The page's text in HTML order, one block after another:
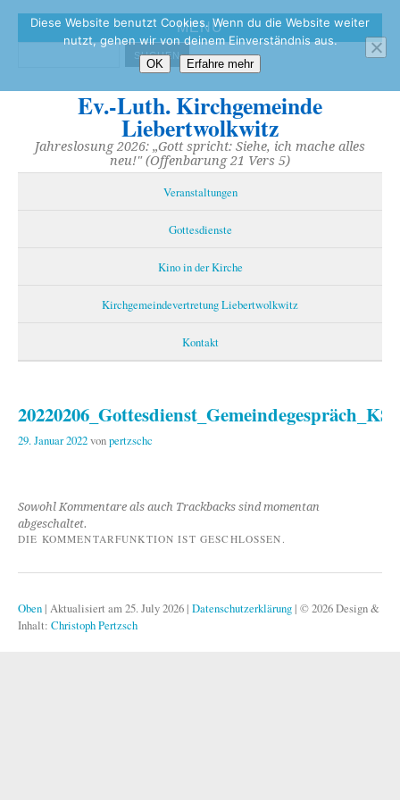
MENÜ
Ev.-Luth. Kirchgemeinde
Liebertwolkwitz
Jahreslosung 2026: „Gott spricht: Siehe, ich mache alles
neu!" (Offenbarung 21 Vers 5)
Veranstaltungen
Gottesdienste
Kino in der Kirche
Kirchgemeindevertretung Liebertwolkwitz
Kontakt
29. Januar 2022vonpertzschc
Sowohl Kommentare als auch Trackbacks sind momentan
abgeschaltet.
DIE KOMMENTARFUNKTION IST GESCHLOSSEN.
Oben | Aktualisiert am 25. July 2026 | Datenschutzerklärung | © 2026 Design &
Inhalt: Christoph Pertzsch
Diese Website benutzt Cookies. Wenn du die Website weiter
nutzt, gehen wir von deinem Einverständnis aus.
OK Erfahre mehr